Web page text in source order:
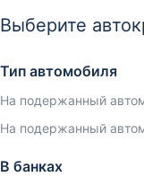
Выберите
Тип автомобиля
На подержанный
На подержанный
В банках